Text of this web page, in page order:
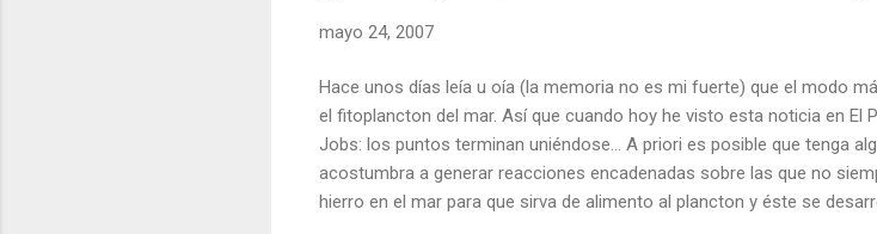
mayo 24, 2007
Hace unos días leía u oía (la memoria no es mi fuerte) que el modo
el fitoplancton del mar. Así que cuando hoy he visto esta noticia en El
Jobs: los puntos terminan uniéndose... A priori es posible que tenga
acostumbra a generar reacciones encadenadas sobre las que no
hierro en el mar para que sirva de alimento al plancton y éste se